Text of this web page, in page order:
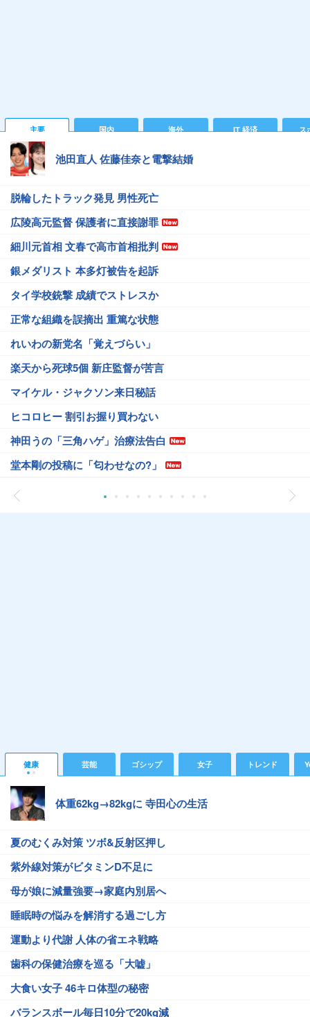
主要 国内 海外 IT 経済 ス
池田直人 佐藤佳奈と電撃結婚
脱輪したトラック発見 男性死亡
広陵高元監督 保護者に直接謝罪
細川元首相 文春で高市首相批判
銀メダリスト 本多灯被告を起訴
タイ学校銃撃 成績でストレスか
正常な組織を誤摘出 重篤な状態
れいわの新党名「覚えづらい」
楽天から死球5個 新庄監督が苦言
マイケル・ジャクソン来日秘話
ヒコロヒー 割引お握り買わない
神田うの「三角ハゲ」治療法告白
堂本剛の投稿に「匂わせなの?」
健康 芸能 ゴシップ 女子 トレンド
体重62kg→82kgに 寺田心の生活
夏のむくみ対策 ツボ&反射区押し
紫外線対策がビタミンD不足に
母が娘に減量強要→家庭内別居へ
睡眠時の悩みを解消する過ごし方
運動より代謝 人体の省エネ戦略
歯科の保健治療を巡る「大嘘」
大食い女子 46キロ体型の秘密
バランスボール毎日10分で20kg減